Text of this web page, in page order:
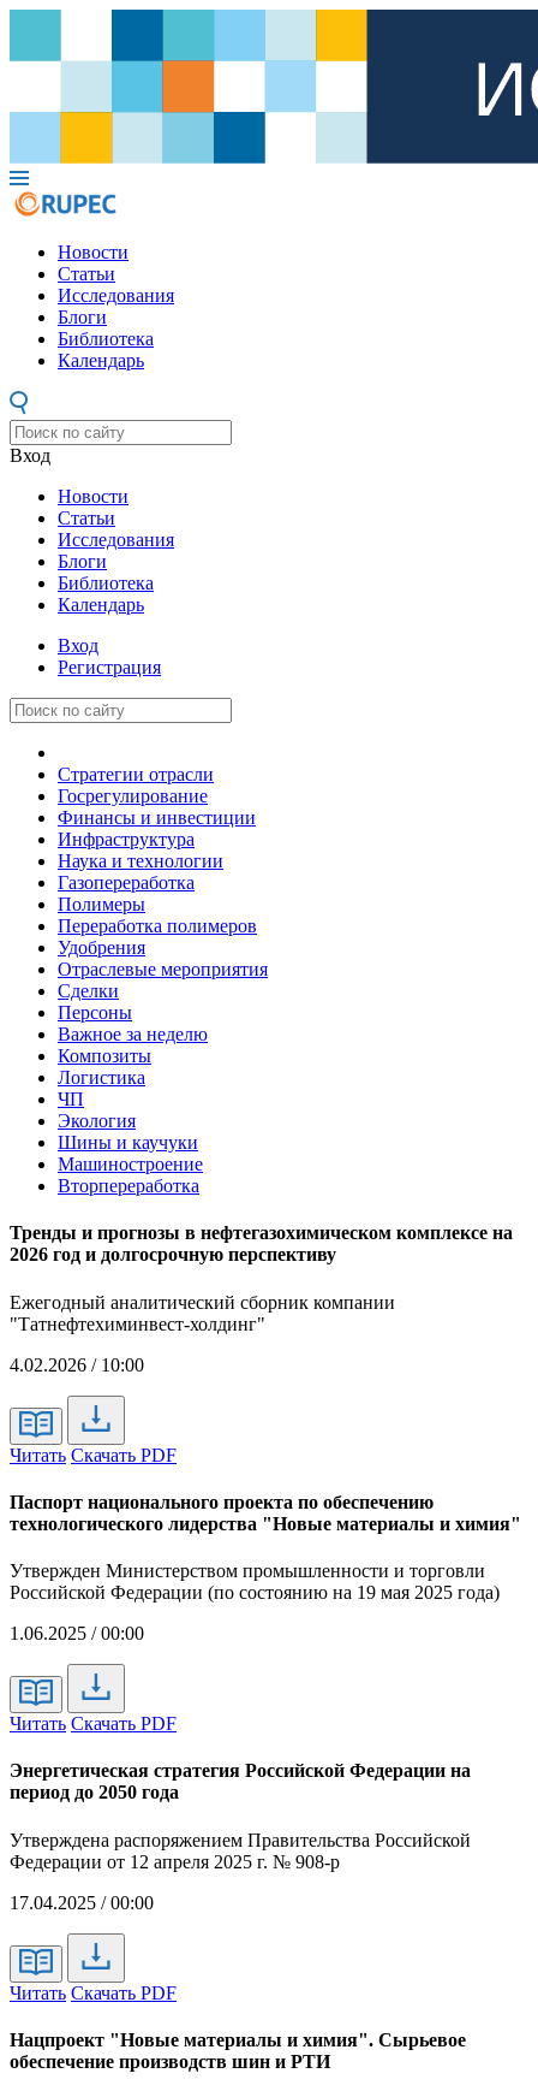
Новости
Статьи
Исследования
Блоги
Библиотека
Календарь
Вход
Новости
Статьи
Исследования
Блоги
Библиотека
Календарь
Вход
Регистрация
Стратегии отрасли
Госрегулирование
Финансы и инвестиции
Инфраструктура
Наука и технологии
Газопереработка
Полимеры
Переработка полимеров
Удобрения
Отраслевые мероприятия
Сделки
Персоны
Важное за неделю
Композиты
Логистика
ЧП
Экология
Шины и каучуки
Машиностроение
Вторпереработка
Тренды и прогнозы в нефтегазохимическом комплексе на
2026 год и долгосрочную перспективу
Ежегодный аналитический сборник компании
"Татнефтехиминвест-холдинг"
4.02.2026 / 10:00
Читать Скачать PDF
Паспорт национального проекта по обеспечению
технологического лидерства "Новые материалы и химия"
Утвержден Министерством промышленности и торговли
Российской Федерации (по состоянию на 19 мая 2025 года)
1.06.2025 / 00:00
Читать Скачать PDF
Энергетическая стратегия Российской Федерации на
период до 2050 года
Утверждена распоряжением Правительства Российской
Федерации от 12 апреля 2025 г. № 908-р
17.04.2025 / 00:00
Читать Скачать PDF
Нацпроект "Новые материалы и химия". Сырьевое
обеспечение производств шин и РТИ